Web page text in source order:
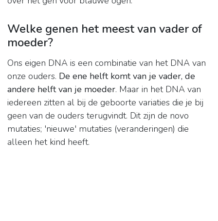
Welke genen het meest van vader of
moeder?
Ons eigen DNA is een combinatie van het DNA van
onze ouders. De ene helft komt van je vader, de
andere helft van je moeder. Maar in het DNA van
iedereen zitten al bij de geboorte variaties die je bij
geen van de ouders terugvindt. Dit zijn de novo
mutaties; 'nieuwe' mutaties (veranderingen) die
alleen het kind heeft.